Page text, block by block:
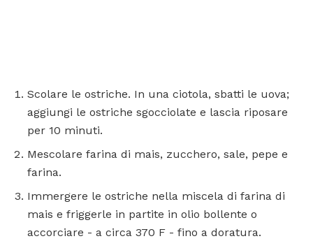
Scolare le ostriche. In una ciotola, sbatti le uova;
aggiungi le ostriche sgocciolate e lascia riposare
per 10 minuti.
Mescolare farina di mais, zucchero, sale, pepe e
farina.
Immergere le ostriche nella miscela di farina di
mais e friggerle in partite in olio bollente o
accorciare - a circa 370 F - fino a doratura.